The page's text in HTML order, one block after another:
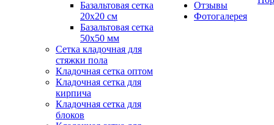
Базальтовая сетка
20x20 см
Базальтовая сетка
50x50 мм
Сетка кладочная для
стяжки пола
Кладочная сетка оптом
Кладочная сетка для
кирпича
Кладочная сетка для
блоков
Отзывы
Фотогалерея